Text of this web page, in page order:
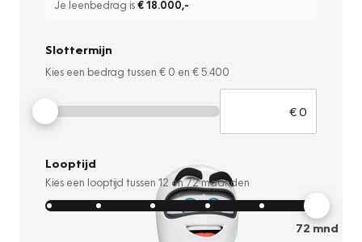
Je leenbedrag is€ 18.000,-
Slottermijn
Kies een bedrag tussen € 0 en € 5.400
Looptijd
Kies een looptijd tussen 12 en72maanden
72 mnd